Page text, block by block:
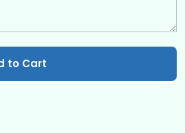
to Cart